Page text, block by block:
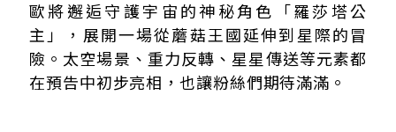
歐將邂逅守護宇宙的神秘角色「羅莎塔公
主」，展開一場從蘑菇王國延伸到星際的冒
險。太空場景、重力反轉、星星傳送等元素都
在預告中初步亮相，也讓粉絲們期待滿滿。